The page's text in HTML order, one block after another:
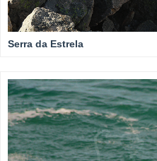
Serra da Estrela